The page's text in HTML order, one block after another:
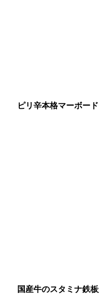
ピリ辛本格マーボー
国産牛のスタミナ鉄